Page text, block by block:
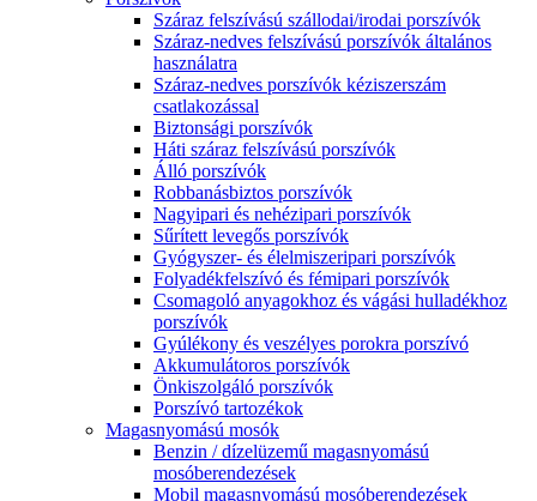
Száraz felszívású szállodai/irodai porszívók
Száraz-nedves felszívású porszívók általános
használatra
Száraz-nedves porszívók kéziszerszám
csatlakozással
Biztonsági porszívók
Háti száraz felszívású porszívók
Álló porszívók
Robbanásbiztos porszívók
Nagyipari és nehézipari porszívók
Sűrített levegős porszívók
Gyógyszer- és élelmiszeripari porszívók
Folyadékfelszívó és fémipari porszívók
Csomagoló anyagokhoz és vágási hulladékhoz
porszívók
Gyúlékony és veszélyes porokra porszívó
Akkumulátoros porszívók
Önkiszolgáló porszívók
Porszívó tartozékok
Magasnyomású mosók
Benzin / dízelüzemű magasnyomású
mosóberendezések
Mobil magasnyomású mosóberendezések